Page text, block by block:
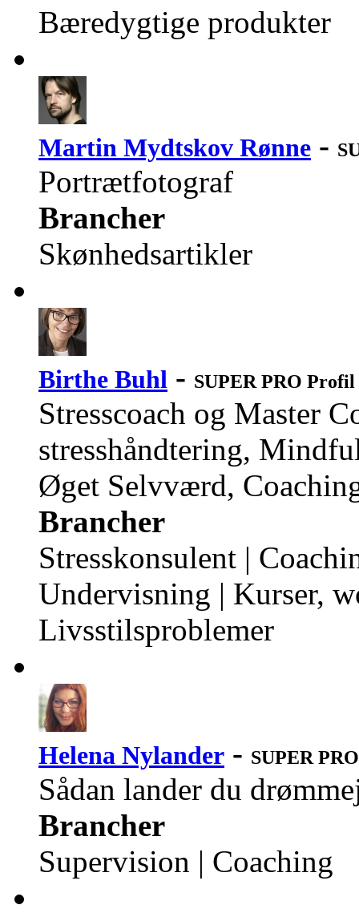
Bæredygtige produkter
Martin Mydtskov Rønne -
Portrætfotograf
Brancher
Skønhedsartikler
Birthe Buhl - SUPER PRO Profil
Stresscoach og Master
stresshåndtering,
Øget Selvværd,
Brancher
Stresskonsulent |
Undervisning | Kurser,
Livsstilsproblemer
Helena Nylander - SUPER
Sådan lander du
Brancher
Supervision | Coaching